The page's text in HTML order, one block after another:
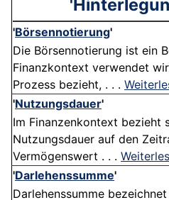
'Börsennotierung'
Die Börsennotierung ist ein
Finanzkontext verwendet
Prozess bezieht, . . .
'Nutzungsdauer'
Im Finanzenkontext bezieht
Nutzungsdauer auf den
Vermögenswert . . .
'Darlehenssumme'
Darlehenssumme